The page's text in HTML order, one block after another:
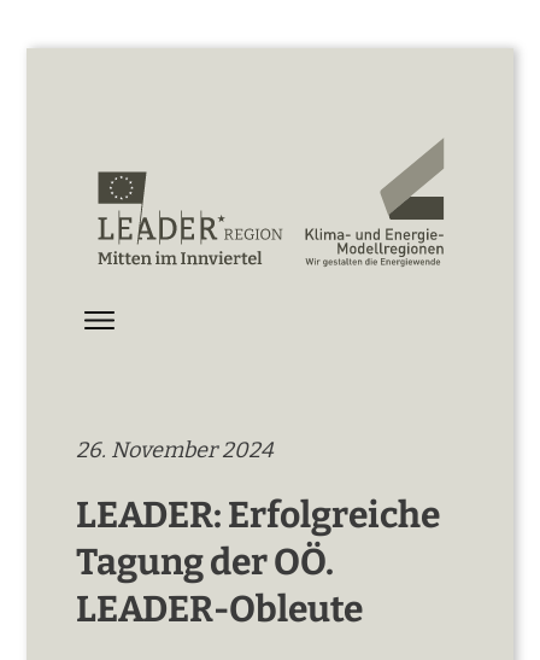
26. November 2024
LEADER: Erfolgreiche
Tagung der OÖ.
LEADER-Obleute